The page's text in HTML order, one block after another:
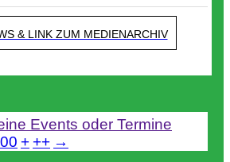
& LINK ZUM MEDIENARCHIV
Events oder Termine
+ ++ →